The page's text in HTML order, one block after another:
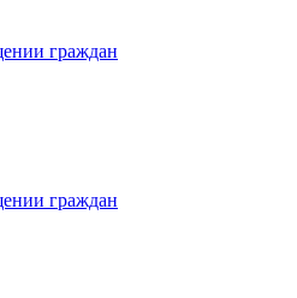
граждан
граждан